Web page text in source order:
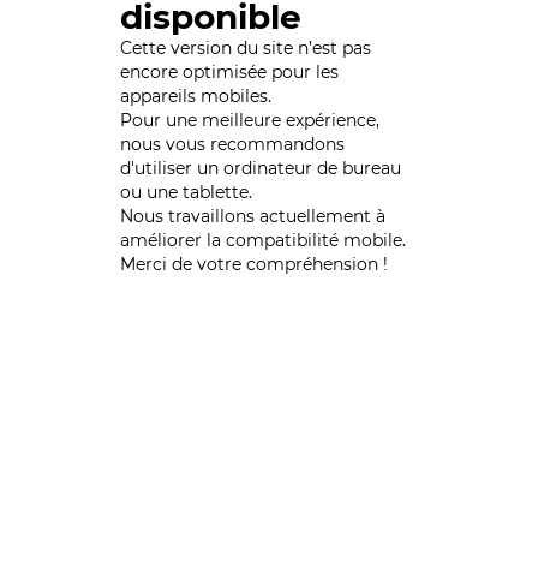
disponible
Cette version du site n’est pas
encore optimisée pour les
appareils mobiles.
Pour une meilleure expérience,
nous vous recommandons
d'utiliser un ordinateur de bureau
ou une tablette.
Nous travaillons actuellement à
améliorer la compatibilité mobile.
Merci de votre compréhension !